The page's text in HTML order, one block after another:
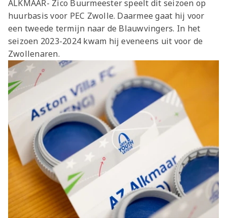
Jong AZ
Seizoenkaart
ALKMAAR- Zico Buurmeester speelt dit seizoen op
huurbasis voor PEC Zwolle. Daarmee gaat hij voor
een tweede termijn naar de Blauwvingers. In het
seizoen 2023-2024 kwam hij eveneens uit voor de
Zwollenaren.